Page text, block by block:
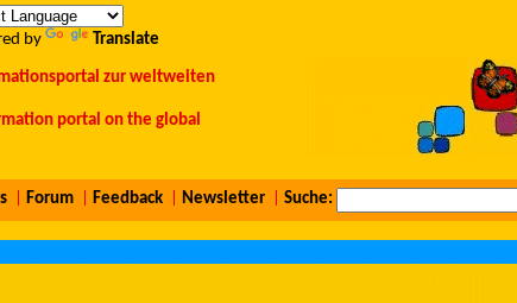
by Translate
zur weltweiten
portal on the global
Forum Feedback Newsletter Suche: